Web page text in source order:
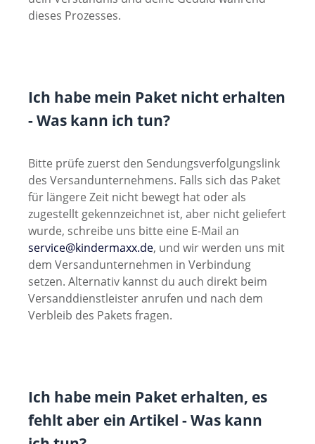
dieses Prozesses.
Ich habe mein Paket nicht erhalten
- Was kann ich tun?
Bitte prüfe zuerst den Sendungsverfolgungslink
des Versandunternehmens. Falls sich das Paket
für längere Zeit nicht bewegt hat oder als
zugestellt gekennzeichnet ist, aber nicht geliefert
wurde, schreibe uns bitte eine E-Mail an
service@kindermaxx.de, und wir werden uns mit
dem Versandunternehmen in Verbindung
setzen. Alternativ kannst du auch direkt beim
Versanddienstleister anrufen und nach dem
Verbleib des Pakets fragen.
Ich habe mein Paket erhalten, es
fehlt aber ein Artikel - Was kann